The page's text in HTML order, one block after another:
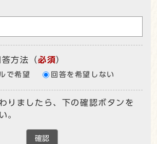
方法 （必須）
で希望 回答を希望しない
りましたら、下の確認ボタンを
。
確認